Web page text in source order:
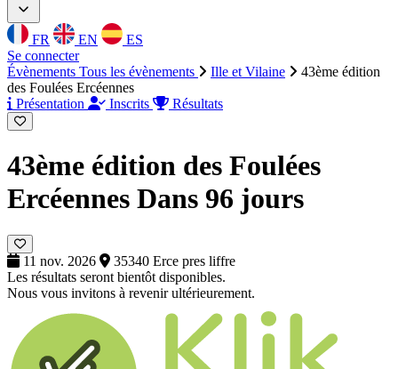
FR EN
ES
Se connecter
Évènements Tous les évènements Ille et Vilaine
43ème édition
des Foulées Ercéennes
Présentation
Inscrits Résultats
43ème édition des Foulées
Ercéennes Dans 96 jours
11 nov. 2026
35340 Erce pres liffre
Les résultats seront bientôt disponibles.
Nous vous invitons à revenir ultérieurement.